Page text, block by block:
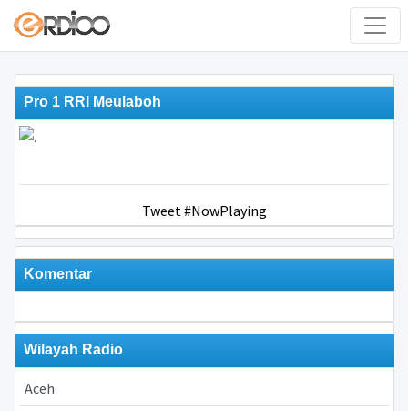
Pro 1 RRI Meulaboh
Tweet #NowPlaying
Komentar
Wilayah Radio
Aceh